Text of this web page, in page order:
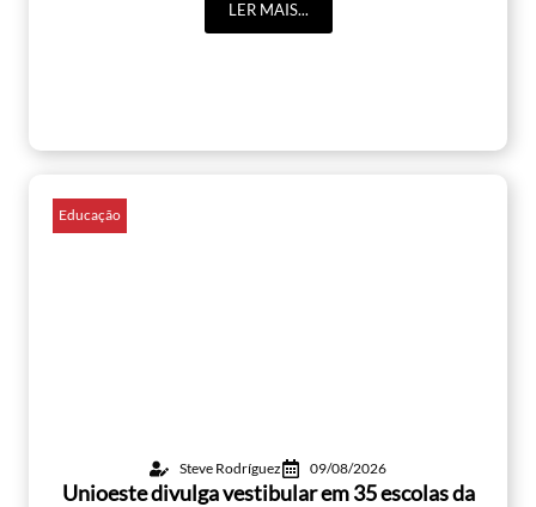
LER MAIS...
Educação
Steve Rodríguez 09/08/2026
Unioeste divulga vestibular em 35 escolas da